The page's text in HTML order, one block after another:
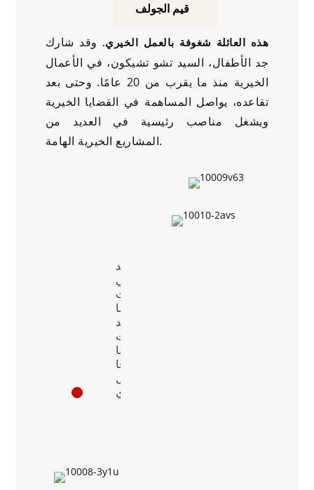
قيم الجولف
هذه العائلة شغوفة بالعمل الخيري. وقد شارك
جد الأطفال، السيد تشو تشيكون، في الأعمال
الخيرية منذ ما يقرب من 20 عامًا. وحتى بعد
تقاعده، يواصل المساهمة في القضايا الخيرية
ويشغل مناصب رئيسية في العديد من
المشاريع الخيرية الهامة.
جد
ميلي
وزينيث
ووالدهما
لقد
كنت
دائمًا
شغوفًا
بالعمل